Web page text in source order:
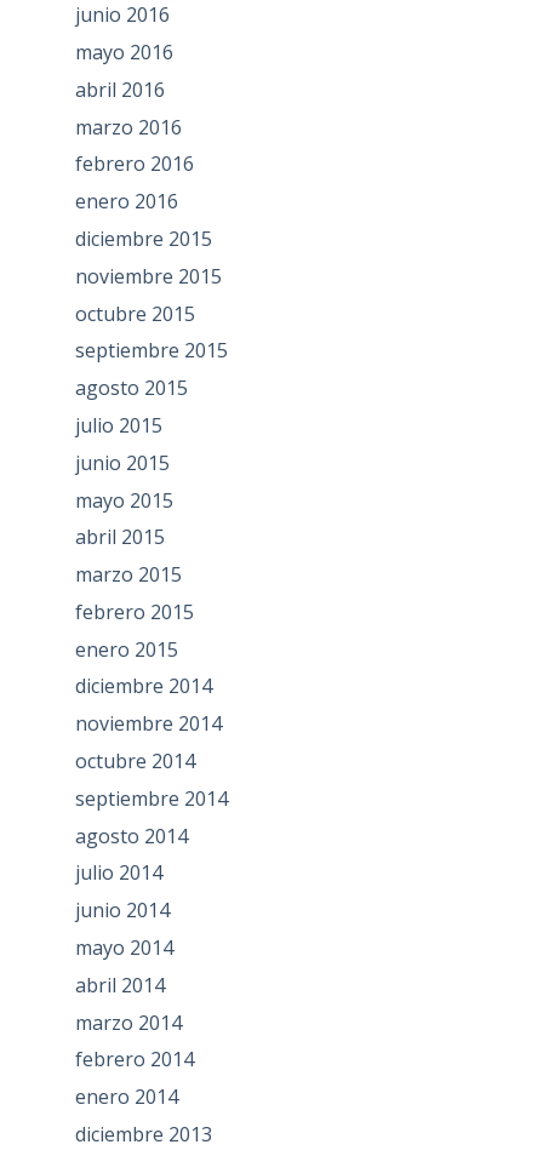
junio 2016
mayo 2016
abril 2016
marzo 2016
febrero 2016
enero 2016
diciembre 2015
noviembre 2015
octubre 2015
septiembre 2015
agosto 2015
julio 2015
junio 2015
mayo 2015
abril 2015
marzo 2015
febrero 2015
enero 2015
diciembre 2014
noviembre 2014
octubre 2014
septiembre 2014
agosto 2014
julio 2014
junio 2014
mayo 2014
abril 2014
marzo 2014
febrero 2014
enero 2014
diciembre 2013